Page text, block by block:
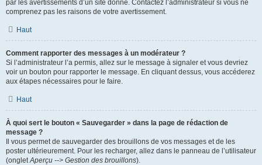
par les avertissements d’un site donné. Contactez l’administrateur si vous ne
comprenez pas les raisons de votre avertissement.
Haut
Comment rapporter des messages à un modérateur ?
Si l’administrateur l’a permis, allez sur le message à signaler et vous devriez
voir un bouton pour rapporter le message. En cliquant dessus, vous accéderez
aux étapes nécessaires pour le faire.
Haut
À quoi sert le bouton « Sauvegarder » dans la page de rédaction de
message ?
Il vous permet de sauvegarder des brouillons de vos messages et de les
poster ultérieurement. Pour les recharger, allez dans le panneau de l’utilisateur
(ongletAperçu --> Gestion des brouillons).